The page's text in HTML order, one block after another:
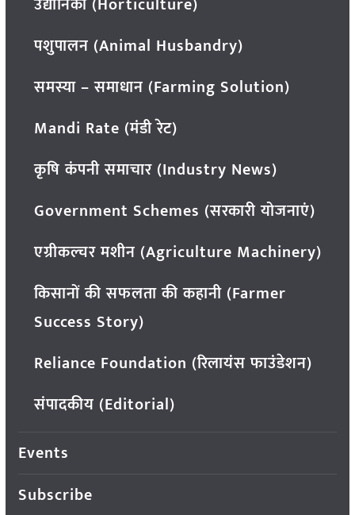
पशुपालन (Animal Husbandry)
समस्या – समाधान (Farming Solution)
Mandi Rate (मंडी रेट)
कृषि कंपनी समाचार (Industry News)
Government Schemes (सरकारी योजनाएं)
एग्रीकल्चर मशीन (Agriculture Machinery)
किसानों की सफलता की कहानी (Farmer
Success Story)
Reliance Foundation (रिलायंस फाउंडेशन)
संपादकीय (Editorial)
Events
Subscribe